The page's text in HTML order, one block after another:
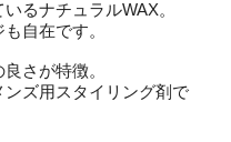
るナチュラルWAX。
自在です。
さが特徴。
ズ用スタイリング剤で